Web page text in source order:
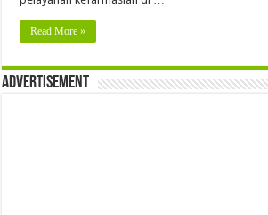
Read More »
Advertisement